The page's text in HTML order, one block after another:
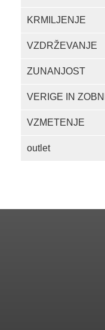
KRMILJENJE
VZDRŽEVANJE
ZUNANJOST
VERIGE IN
VZMETENJE
outlet